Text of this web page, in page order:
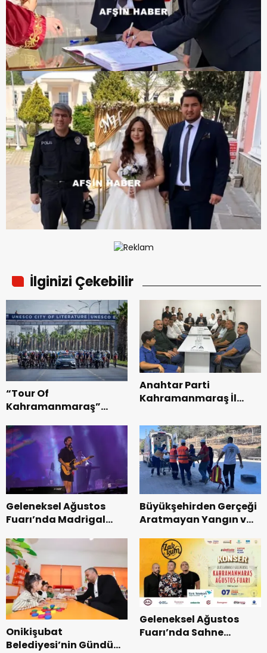
İlginizi Çekebilir
“Tour Of
Kahramanmaraş”
Bisikleti Turnuvası
Tamamlandı.
Anahtar Parti
Kahramanmaraş İl
Teşkilatı ile buluştu.
Geleneksel Ağustos
Fuarı’nda Madrigal
Büyükşehirden Gerçeği
Aratmayan Yangın ve
Onikişubat
Belediyesi’nin Gündüz
Geleneksel Ağustos
Fuarı’nda Sahne